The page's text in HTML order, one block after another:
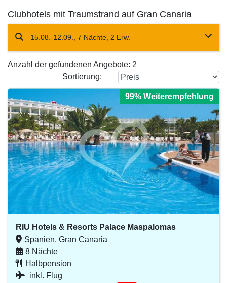
Clubhotels mit Traumstrand auf Gran Canaria
15.08.-12.09., 7 Nächte, 2 Erw.
Anzahl der gefundenen Angebote: 2
Sortierung:
99% Weiterempfehlung
99% Weiterempfehlung
99% Weiterempfehlung
99% Weiterempfehlung
99% Weiterempfehlung
RIU Hotels & Resorts Palace Maspalomas
Spanien, Gran Canaria
8 Nächte
Halbpension
inkl. Flug